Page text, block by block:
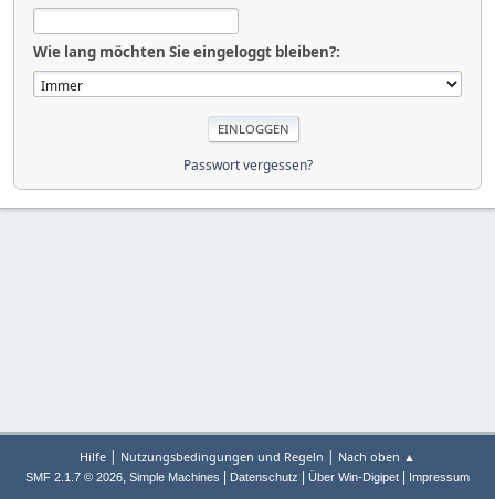
Wie lang möchten Sie eingeloggt bleiben?:
Passwort vergessen?
Hilfe | Nutzungsbedingungen und Regeln | Nach oben ▲
SMF 2.1.7 © 2026, Simple Machines Datenschutz Über Win-Digipet Impressum